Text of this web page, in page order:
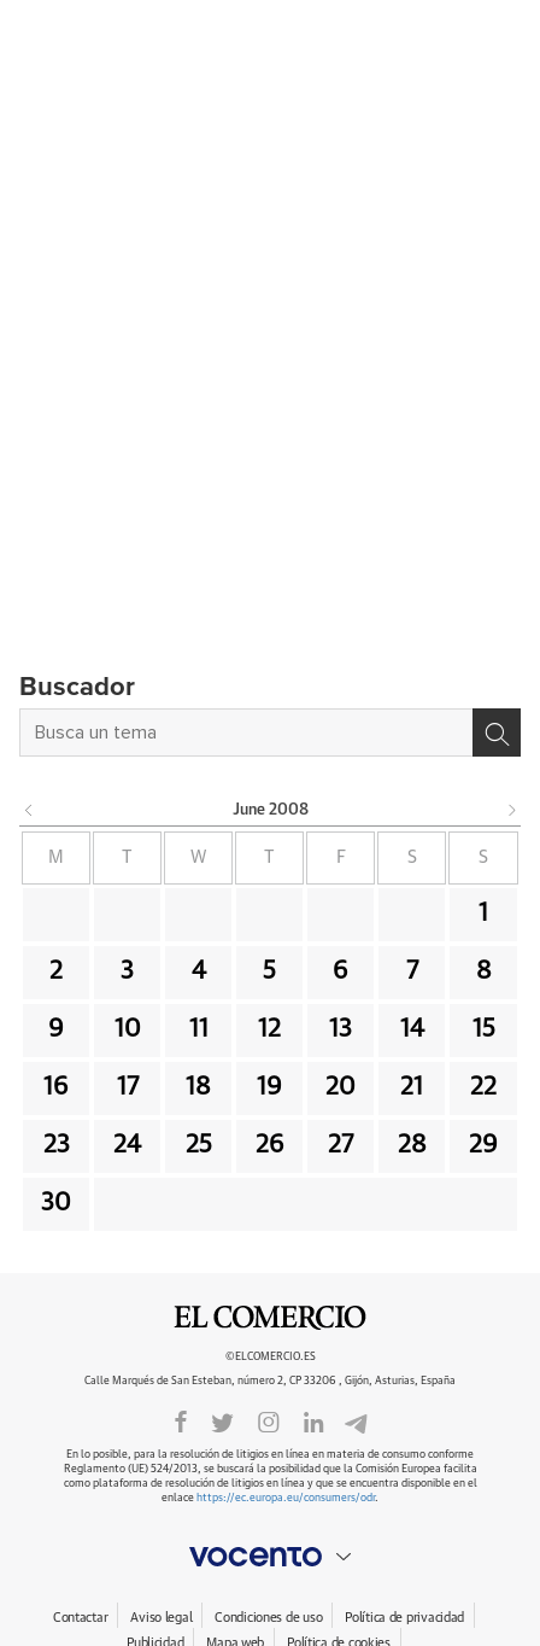
Buscador
June 2008
M W F S S
1
2 3 4 5 6 7 8
9 10 11 12 13 14 15
16 17 18 19 20 21 22
23 24 25 26 27 28 29
30
©ELCOMERCIO.ES
Calle Marqués de San Esteban, número 2, CP 33206 , Gijón, Asturias, España
En lo posible, para la resolución de litigios en línea en materia de consumo conforme
Reglamento (UE) 524/2013, se buscará la posibilidad que la Comisión Europea facilita
como plataforma de resolución de litigios en línea y que se encuentra disponible en el
enlace https://ec.europa.eu/consumers/odr.
Contactar Aviso legal Condiciones de uso
Política de privacidad
Publicidad
Mapa web Política de cookies